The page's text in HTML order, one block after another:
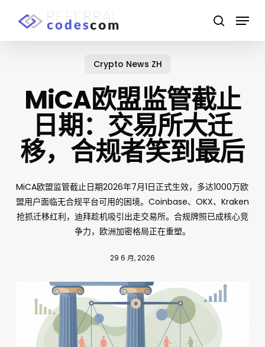
search
Menu
Crypto News ZH
MiCA欧盟监管截止
日期：交易所大迁
移，合规者笑到最后
MiCA欧盟监管截止日期2026年7月1日正式生效，多达1000万欧
盟用户面临无合规平台可用的困境。Coinbase、OKX、Kraken
抢抓迁移红利，迪拜趁机吸引出走交易所。合规牌照已成核心竞
争力，欧洲加密格局正在重塑。
29 6 月, 2026